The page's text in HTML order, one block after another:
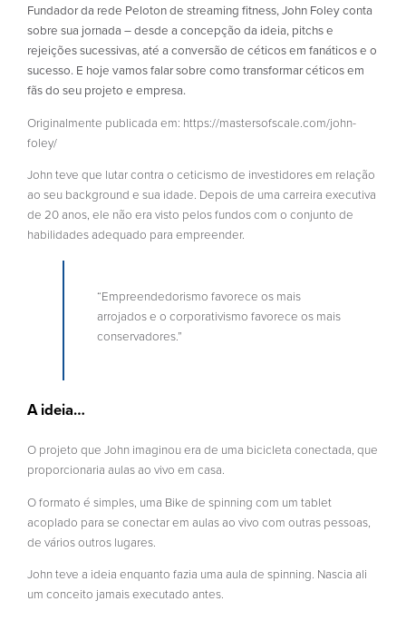
Fundador da rede Peloton de streaming fitness, John Foley conta
sobre sua jornada – desde a concepção da ideia, pitchs e
rejeições sucessivas, até a conversão de céticos em fanáticos e o
sucesso. E hoje vamos falar sobre como transformar céticos em
fãs do seu projeto e empresa.
Originalmente publicada em: https://mastersofscale.com/john-
foley/
John teve que lutar contra o ceticismo de investidores em relação
ao seu background e sua idade. Depois de uma carreira executiva
de 20 anos, ele não era visto pelos fundos com o conjunto de
habilidades adequado para empreender.
“Empreendedorismo favorece os mais
arrojados e o corporativismo favorece os mais
conservadores.”
A ideia…
O projeto que John imaginou era de uma bicicleta conectada, que
proporcionaria aulas ao vivo em casa.
O formato é simples, uma Bike de spinning com um tablet
acoplado para se conectar em aulas ao vivo com outras pessoas,
de vários outros lugares.
John teve a ideia enquanto fazia uma aula de spinning. Nascia ali
um conceito jamais executado antes.